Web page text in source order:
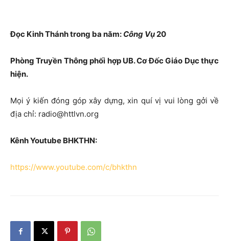
Đọc Kinh Thánh trong ba năm: Công Vụ20
Phòng Truyền Thông phối hợp UB. Cơ Đốc Giáo Dục thực
hiện.
Mọi ý kiến đóng góp xây dựng, xin quí vị vui lòng gởi về
địa chỉ: radio@httlvn.org
Kênh Youtube BHKTHN:
https://www.youtube.com/c/bhkthn